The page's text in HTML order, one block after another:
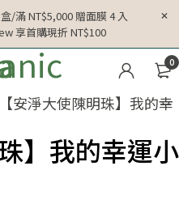
/滿 NT$5,000 贈面膜 4 入
享首購現折 NT$100
0
安淨大使陳明珠】我的幸
】我的幸運小